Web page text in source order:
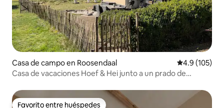
Casa de campo en Roosendaal Calificación
4.9 (105)
Casa de vacaciones Hoef & Hei junto a un prado de
Favorito entre huéspedes